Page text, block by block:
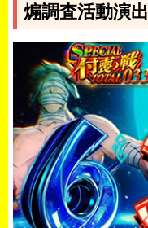
煽調査活動演出